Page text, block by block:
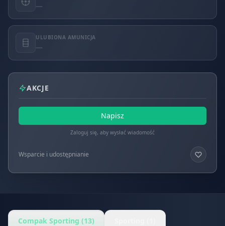
—
ULUBIONA AMUNICJA
—
AKCJE
Napisz
Zaloguj się, aby wysłać wiadomość
Wsparcie i udostępnianie
Compak Sporting (13)